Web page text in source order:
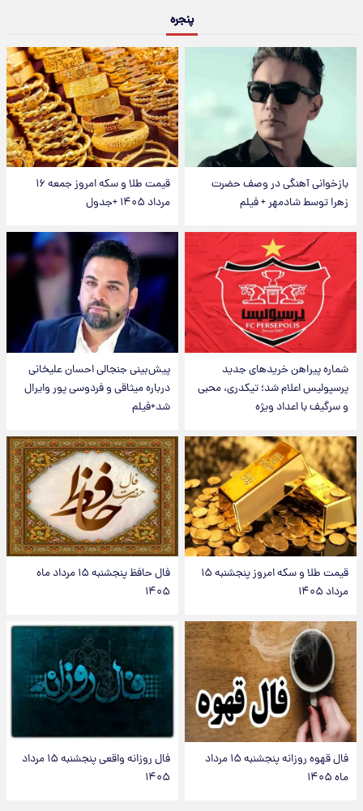
پنجره
بازخوانی آهنگی در وصف حضرت
زهرا توسط شادمهر + فیلم
قیمت طلا و سکه امروز جمعه ۱۶
مرداد ۱۴۰۵ +جدول
شماره پیراهن خریدهای جدید
پرسپولیس اعلام شد؛ تیکدری، محبی
و سرگیف با اعداد ویژه
پیش‌بینی جنجالی احسان علیخانی
درباره میثاقی و فردوسی پور وایرال
شد+فیلم
قیمت طلا و سکه امروز پنجشنبه ۱۵
مرداد ۱۴۰۵
فال حافظ پنجشنبه ۱۵ مرداد ماه
۱۴۰۵
فال قهوه روزانه پنجشنبه ۱۵ مرداد
ماه ۱۴۰۵
فال روزانه واقعی پنجشنبه ۱۵ مرداد
۱۴۰۵